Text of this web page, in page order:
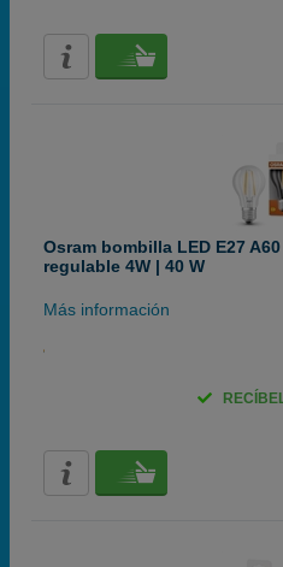
Osram bombilla LED E27
regulable 4W | 40 W
Más información